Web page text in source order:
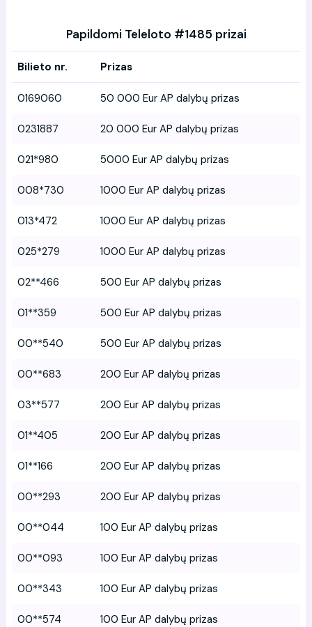
Papildomi Teleloto #1485 prizai
Bilieto nr. Prizas
0169060 50 000 Eur AP dalybų prizas
0231887 20 000 Eur AP dalybų prizas
021*980 5000 Eur AP dalybų prizas
008*730 1000 Eur AP dalybų prizas
013*472 1000 Eur AP dalybų prizas
025*279 1000 Eur AP dalybų prizas
02**466 500 Eur AP dalybų prizas
01**359 500 Eur AP dalybų prizas
00**540 500 Eur AP dalybų prizas
00**683 200 Eur AP dalybų prizas
03**577 200 Eur AP dalybų prizas
01**405 200 Eur AP dalybų prizas
01**166 200 Eur AP dalybų prizas
00**293 200 Eur AP dalybų prizas
00**044 100 Eur AP dalybų prizas
00**093 100 Eur AP dalybų prizas
00**343 100 Eur AP dalybų prizas
00**574 100 Eur AP dalybų prizas